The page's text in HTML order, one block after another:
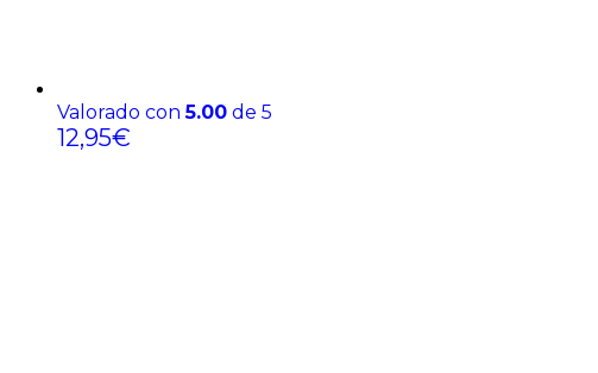
Valorado con5.00 de 5
12,95€